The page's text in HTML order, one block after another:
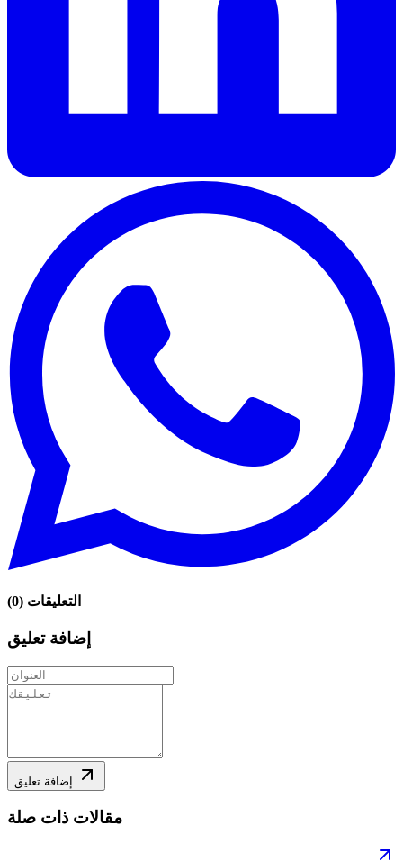
التعليقات (
0
)
إضافة تعليق
إضافة تعليق
مقالات ذات صلة